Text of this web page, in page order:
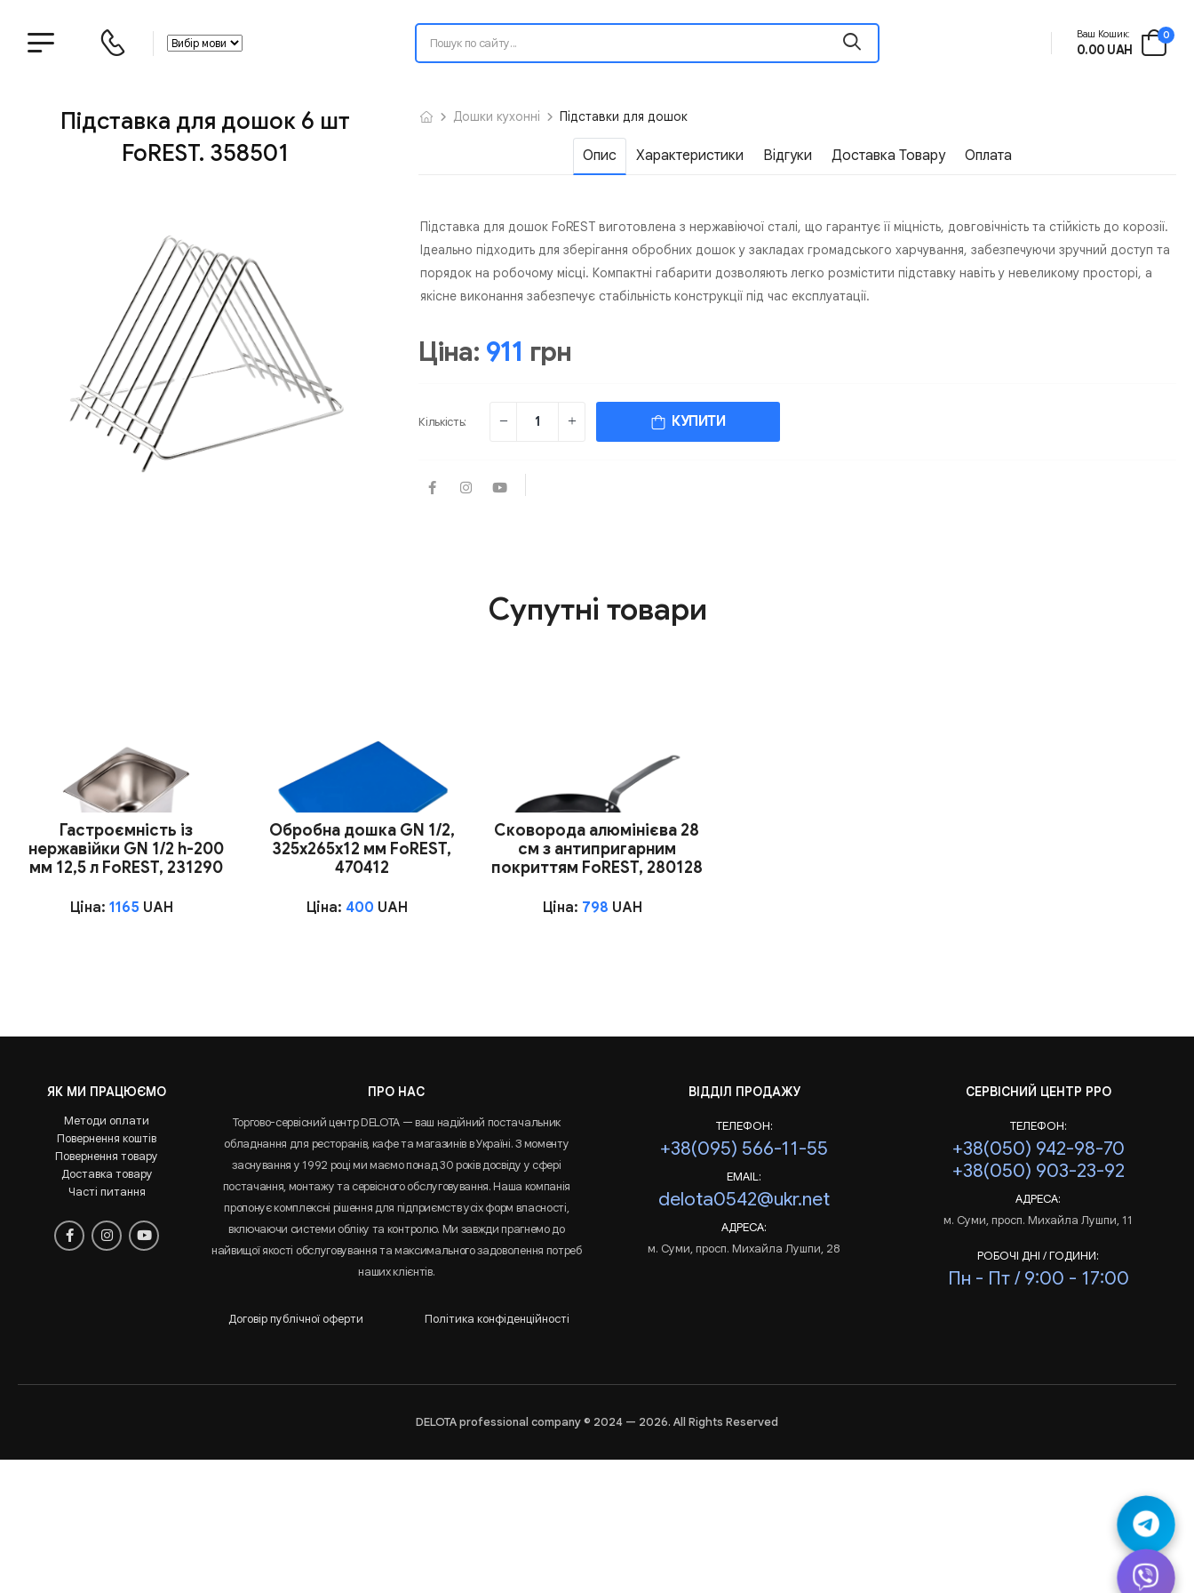
Ваш Кошик:
0.00 UAH
0
Підставка для дошок 6 шт
FoREST. 358501
Дошки кухонні Підставки для дошок
Опис Характеристики Відгуки Доставка Товару Оплата
Підставка для дошок FoREST виготовлена з нержавіючої сталі, що гарантує її міцність, довговічність та стійкість до корозії.
Ідеально підходить для зберігання обробних дошок у закладах громадського харчування, забезпечуючи зручний доступ та
порядок на робочому місці. Компактні габарити дозволяють легко розмістити підставку навіть у невеликому просторі, а
якісне виконання забезпечує стабільність конструкції під час експлуатації.
Ціна: 911 грн
Кількість: КУПИТИ
Супутні товари
Гастроємність із
нержавійки GN 1/2 h-200
мм 12,5 л FoREST, 231290
Ціна:1165 UAH
Обробна дошка GN 1/2,
325х265х12 мм FoREST,
470412
Ціна: 400 UAH
Сковорода алюмінієва 28
см з антипригарним
покриттям FoREST, 280128
Ціна: 798 UAH
ЯК МИ ПРАЦЮЄМО
Методи оплати
Повернення коштів
Повернення товару
Доставка товару
Часті питання
ПРО НАС
Торгово-сервісний центр DELOTA — ваш надійний постачальник
обладнання для ресторанів, кафе та магазинів в Україні. З моменту
заснування у 1992 році ми маємо понад 30 років досвіду у сфері
постачання, монтажу та сервісного обслуговування. Наша компанія
пропонує комплексні рішення для підприємств усіх форм власності,
включаючи системи обліку та контролю. Ми завжди прагнемо до
найвищої якості обслуговування та максимального задоволення потреб
наших клієнтів.
Договір публічної оферти Політика конфіденційності
ВІДДІЛ ПРОДАЖУ
ТЕЛЕФОН:
+38(095) 566-11-55
EMAIL:
delota0542@ukr.net
АДРЕСА:
м. Суми, просп. Михайла Лушпи, 28
СЕРВІСНИЙ ЦЕНТР РРО
ТЕЛЕФОН:
+38(050) 942-98-70
+38(050) 903-23-92
АДРЕСА:
м. Суми, просп. Михайла Лушпи, 11
РОБОЧІ ДНІ / ГОДИНИ:
Пн - Пт / 9:00 - 17:00
DELOTA professional company © 2024 — 2026. All Rights Reserved